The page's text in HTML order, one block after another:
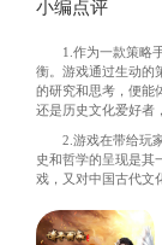
小编点评
1.作为一款策略
衡。游戏通过生动的
的研究和思考，便能
还是历史文化爱好者
2.游戏在带给玩
史和哲学的呈现是其
戏，又对中国古代文